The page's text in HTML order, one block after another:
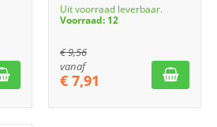
Uit voorraad leverbaar.
Voorraad: 12
€9,56
vanaf
€ 7,91